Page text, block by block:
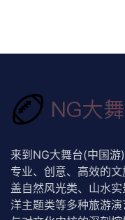
来到NG大舞台(中国游
专业、创意、高效的
盖自然风光类、山水
洋主题类等多种旅游